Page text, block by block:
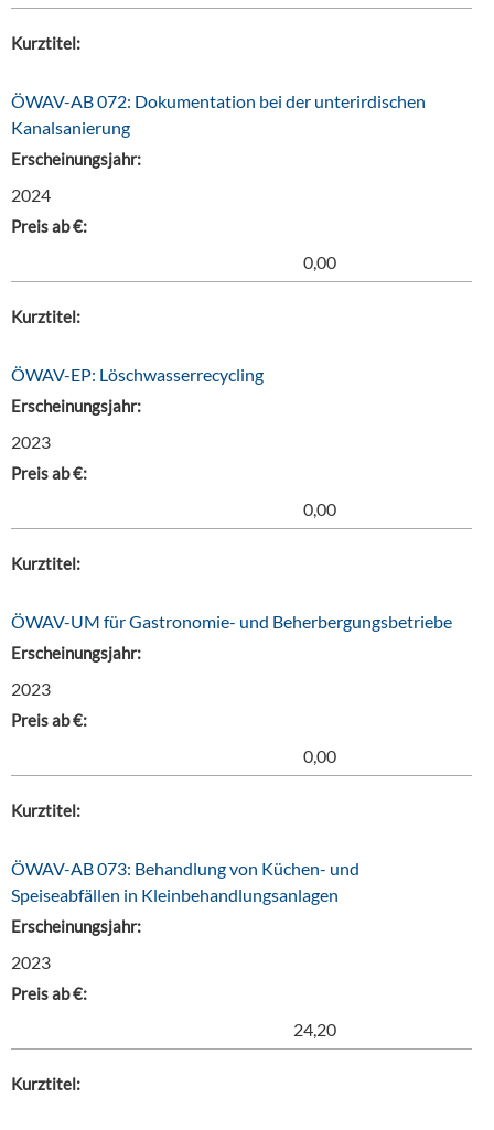
Kurztitel:
ÖWAV-AB 072: Dokumentation bei der unterirdischen
Kanalsanierung
Erscheinungsjahr:
2024
Preis ab €:
0,00
Kurztitel:
ÖWAV-EP: Löschwasserrecycling
Erscheinungsjahr:
2023
Preis ab €:
0,00
Kurztitel:
ÖWAV-UM für Gastronomie- und Beherbergungsbetriebe
Erscheinungsjahr:
2023
Preis ab €:
0,00
Kurztitel:
ÖWAV-AB 073: Behandlung von Küchen- und
Speiseabfällen in Kleinbehandlungsanlagen
Erscheinungsjahr:
2023
Preis ab €:
24,20
Kurztitel: